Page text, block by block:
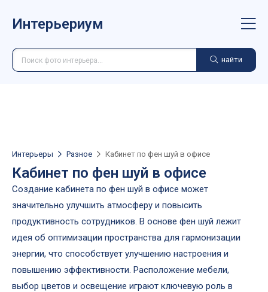
Интерьериум
найти
Интерьеры Разное Кабинет по фен шуй в офисе
Кабинет по фен шуй в офисе
Создание кабинета по фен шуй в офисе может
значительно улучшить атмосферу и повысить
продуктивность сотрудников. В основе фен шуй лежит
идея об оптимизации пространства для гармонизации
энергии, что способствует улучшению настроения и
повышению эффективности. Расположение мебели,
выбор цветов и освещение играют ключевую роль в